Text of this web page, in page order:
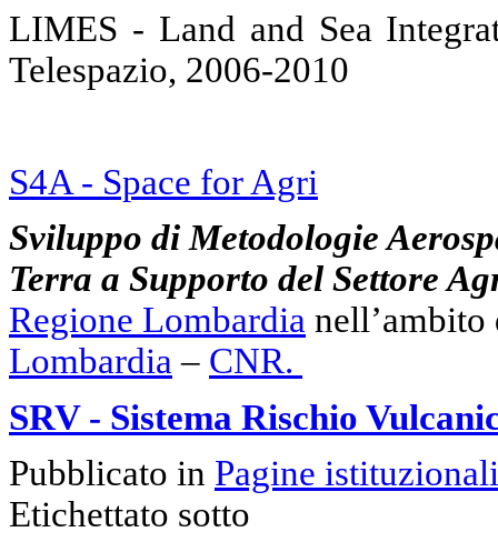
LIMES - Land and Sea
Telespazio, 2006-2010
S4A - Space for Agri
Sviluppo di Metodologie
Terra a Supporto del Settore
Regione Lombardia
Lombardia– CNR.
SRV - Sistema Rischio
Pubblicato in Pagine istituzionali
Etichettato sotto